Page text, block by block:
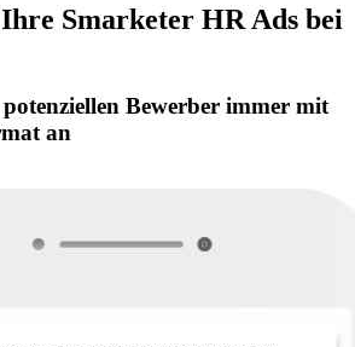
Ihre Smarketer HR Ads bei
Bewerber immer mit
an